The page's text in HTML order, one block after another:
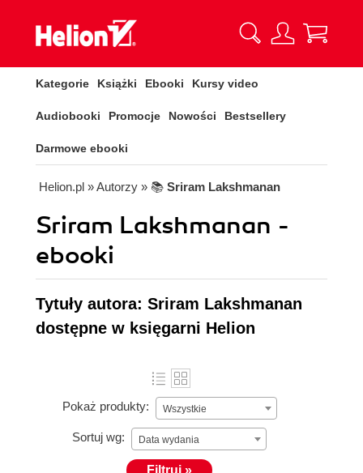
Kategorie Książki Ebooki Kursy video
Audiobooki Promocje Nowości Bestsellery
Darmowe ebooki
Helion.pl » Autorzy » 📚 Sriram Lakshmanan
Sriram Lakshmanan -
ebooki
Tytuły autora: Sriram Lakshmanan
dostępne w księgarni Helion
Pokaż produkty: Wszystkie
Sortuj wg: Data wydania
Filtruj »